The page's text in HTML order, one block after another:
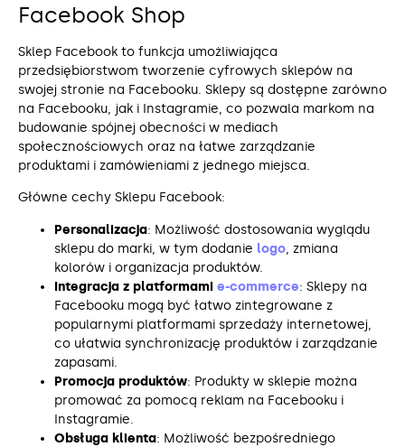
Facebook Shop
Sklep Facebook to funkcja umożliwiająca
przedsiębiorstwom tworzenie cyfrowych sklepów na
swojej stronie na Facebooku. Sklepy są dostępne zarówno
na Facebooku, jak i Instagramie, co pozwala markom na
budowanie spójnej obecności w mediach
społecznościowych oraz na łatwe zarządzanie
produktami i zamówieniami z jednego miejsca.
Główne cechy Sklepu Facebook:
Personalizacja: Możliwość dostosowania wyglądu
sklepu do marki, w tym dodanie logo, zmiana
kolorów i organizacja produktów.
Integracja z platformami e-commerce: Sklepy na
Facebooku mogą być łatwo zintegrowane z
popularnymi platformami sprzedaży internetowej,
co ułatwia synchronizację produktów i zarządzanie
zapasami.
Promocja produktów: Produkty w sklepie można
promować za pomocą reklam na Facebooku i
Instagramie.
Obsługa klienta: Możliwość bezpośredniego